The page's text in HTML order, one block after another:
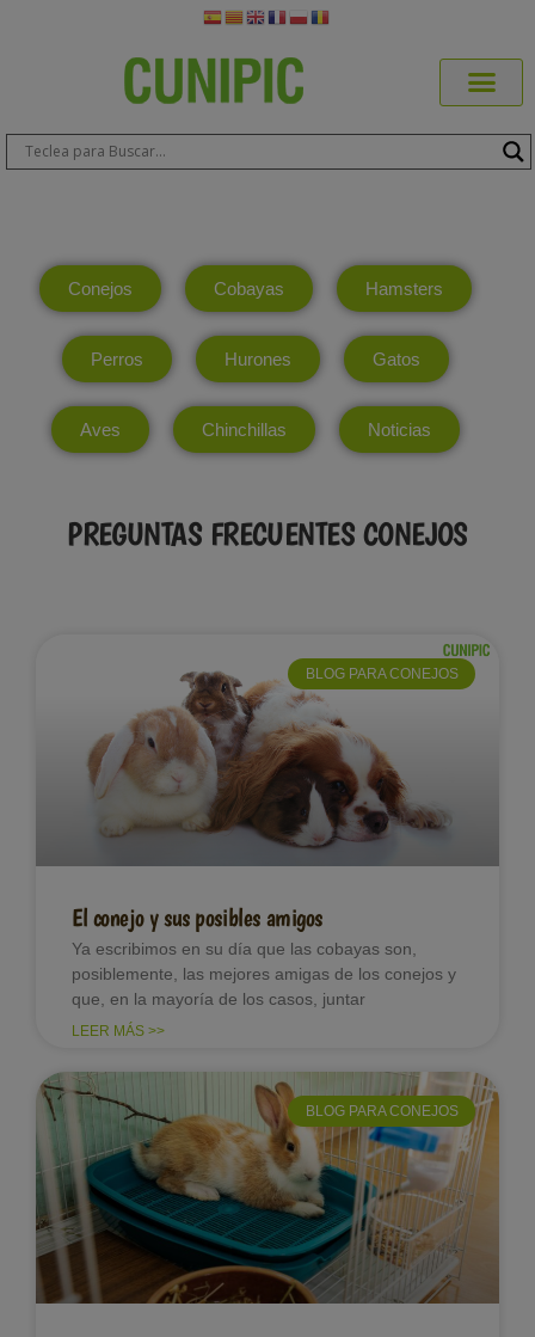
Conejos Cobayas Hamsters
Perros Hurones Gatos
Aves Chinchillas Noticias
PREGUNTAS FRECUENTES CONEJOS
BLOG PARA CONEJOS
El conejo y sus posibles amigos
Ya escribimos en su día que las cobayas son,
posiblemente, las mejores amigas de los conejos y
que, en la mayoría de los casos, juntar
LEER MÁS >>
BLOG PARA CONEJOS